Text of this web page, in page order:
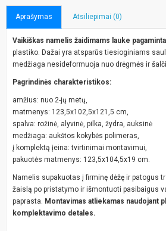
Aprašymas Atsiliepimai (0)
Vaikiškas namelis žaidimams lauke
plastiko. Dažai yra atsparūs tiesioginiams
medžiaga nesideformuoja nuo drėgmės ir
Pagrindinės charakteristikos:
amžius: nuo 2-jų metų,
matmenys: 123,5х102,5х121,5 cm,
spalva: rožinė, alyvinė, pilka, žydra, auksinė
medžiaga: aukštos kokybės polimeras,
į komplektą įeina: tvirtinimai montavimui,
pakuotės matmenys: 123,5х104,5х19 cm.
Namelis supakuotas į firminę dėžę ir patogus
žaislą po pristatymo ir išmontuoti pasibaigus
paprasta. Montavimas atliekamas naudojant
komplektavimo detales.